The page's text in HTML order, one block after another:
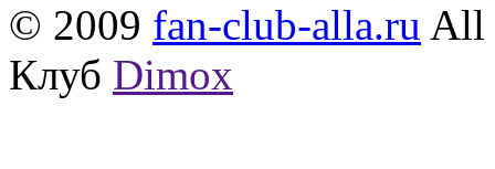
© 2009 fan-club-alla.ru All
Клуб Dimox